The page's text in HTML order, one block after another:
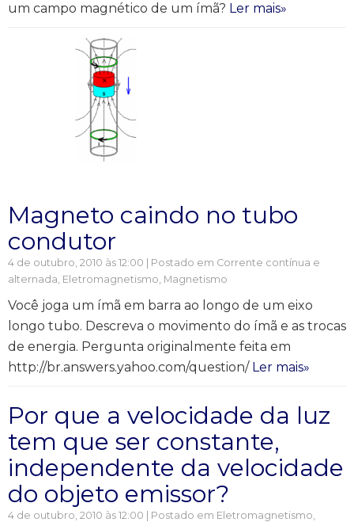
um campo magnético de um ímã? Ler mais»
Magneto caindo no tubo
condutor
4 de outubro, 2010 às 12:00 | Postado em Corrente contínua e
alternada, Eletromagnetismo, Magnetismo
Você joga um ímã em barra ao longo de um eixo
longo tubo. Descreva o movimento do ímã e as trocas
de energia. Pergunta originalmente feita em
http://br.answers.yahoo.com/question/ Ler mais»
Por que a velocidade da luz
tem que ser constante,
independente da velocidade
do objeto emissor?
4 de outubro, 2010 às 12:00 | Postado em Eletromagnetismo,